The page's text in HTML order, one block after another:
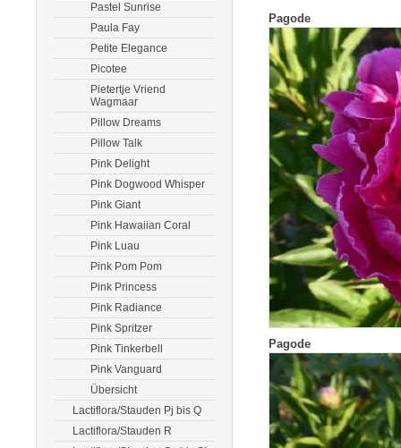
Pastel Sunrise
Paula Fay
Petite Elegance
Picotee
Pietertje Vriend
Wagmaar
Pillow Dreams
Pillow Talk
Pink Delight
Pink Dogwood Whisper
Pink Giant
Pink Hawaiian Coral
Pink Luau
Pink Pom Pom
Pink Princess
Pink Radiance
Pink Spritzer
Pink Tinkerbell
Pink Vanguard
Übersicht
Lactiflora/Stauden Pj bis Q
Lactiflora/Stauden R
Pagode
Pagode